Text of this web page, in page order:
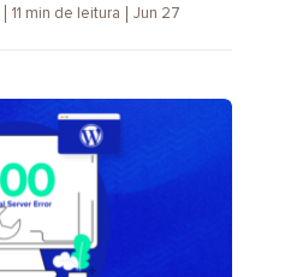
11 min de leitura Jun 27